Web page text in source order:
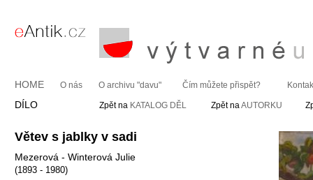
HOME O nás O archivu "davu" Čím můžete přispět?
DÍLO Zpět na KATALOG DĚL Zpět naAUTORKU
Větev s jablky v sadi
Mezerová - Winterová Julie
(1893 - 1980)